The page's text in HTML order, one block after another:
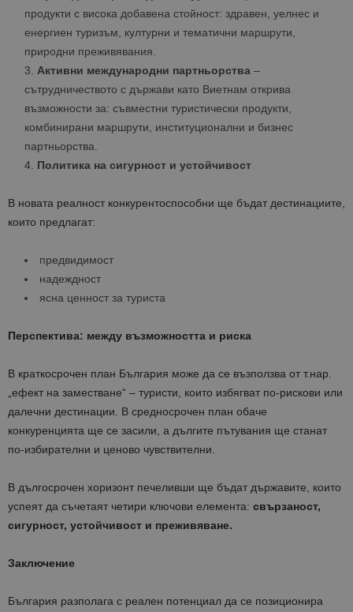
продукти с висока добавена стойност: здравен, уелнес и
енергиен туризъм, културни и тематични маршрути,
природни преживявания.
Активни международни партньорства –
сътрудничеството с държави като Виетнам открива
възможности за: съвместни туристически продукти,
комбинирани маршрути, институционални и бизнес
партньорства.
Политика на сигурност и устойчивост
В новата реалност конкурентоспособни ще бъдат дестинациите,
които предлагат:
предвидимост
надеждност
ясна ценност за туриста
Перспектива: между възможността и риска
В краткосрочен план България може да се възползва от т.нар.
„ефект на заместване“ – туристи, които избягват по-рискови или
далечни дестинации. В средносрочен план обаче
конкуренцията ще се засили, а дългите пътувания ще станат
по-избирателни и ценово чувствителни.
В дългосрочен хоризонт печеливши ще бъдат държавите, които
успеят да съчетаят четири ключови елемента: свързаност,
сигурност, устойчивост и преживяване.
Заключение
България разполага с реален потенциал да се позиционира